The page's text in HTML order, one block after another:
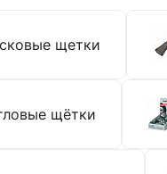
щетки
щётки